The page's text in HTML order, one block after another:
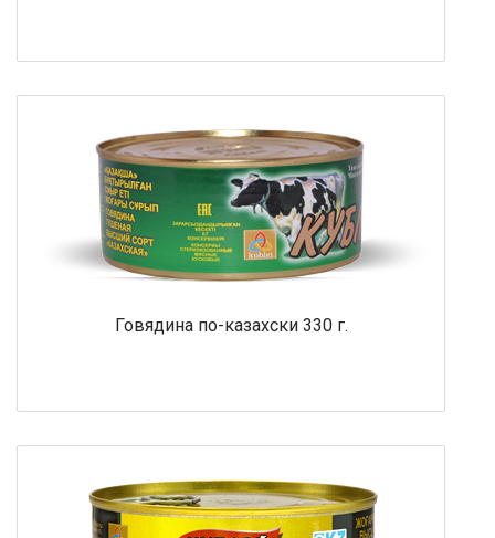
Говядина по-казахски 330 г.